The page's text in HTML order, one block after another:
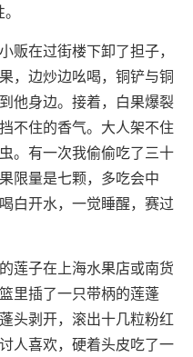
贩在过街楼下卸了担子，
，边炒边吆喝，铜铲与铜
他身边。接着，白果爆裂
不住的香气。大人架不住
。有一次我偷偷吃了三十
限量是七颗，多吃会中
白开水，一觉睡醒，赛过
莲子在上海水果店或南货
里插了一只带柄的莲蓬
头剥开，滚出十几粒粉红
人喜欢，硬着头皮吃了一